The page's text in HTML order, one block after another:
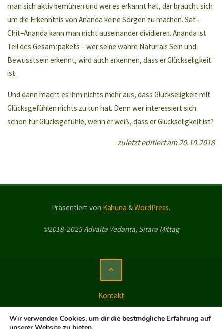
man sich aktiv bemühen und wer es erkannt hat, der braucht sich
um die Erkenntnis von Ananda keine Sorgen zu machen. Sat–
Chit–Ananda kann man nicht auseinander dividieren. Ananda ist
Teil des Gesamtpakets – wer seine wahre Natur als Sein und
Bewusstsein erkennt, wird auch erkennen, dass er Glückseligkeit
ist.
Und dann macht es ihm nichts mehr aus, dass Glückseligkeit mit
Glücksgefühlen nichts zu tun hat. Denn wer interessiert sich
schon für Glücksgefühle, wenn er weiß, dass er Glückseligkeit ist?
zuletzt editiert am 20.10.2018
Präsentiert von Kahuna &WordPress.
©2018-2025 Advaita Vedanta, Sitara Mittag
Kontakt
Wir verwenden Cookies, um dir die bestmögliche Erfahrung auf